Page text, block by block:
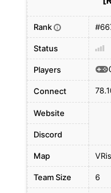
Rank i
Status
Players
Connect
Website
Discord
Map
Team Size 6